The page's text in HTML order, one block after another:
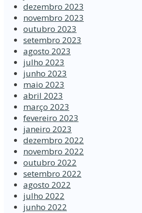
dezembro 2023
novembro 2023
outubro 2023
setembro 2023
agosto 2023
julho 2023
junho 2023
maio 2023
abril 2023
março 2023
fevereiro 2023
janeiro 2023
dezembro 2022
novembro 2022
outubro 2022
setembro 2022
agosto 2022
julho 2022
junho 2022